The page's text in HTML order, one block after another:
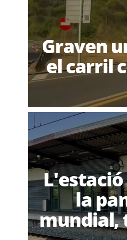
Graven
el carril
L'estació
la
mundial,